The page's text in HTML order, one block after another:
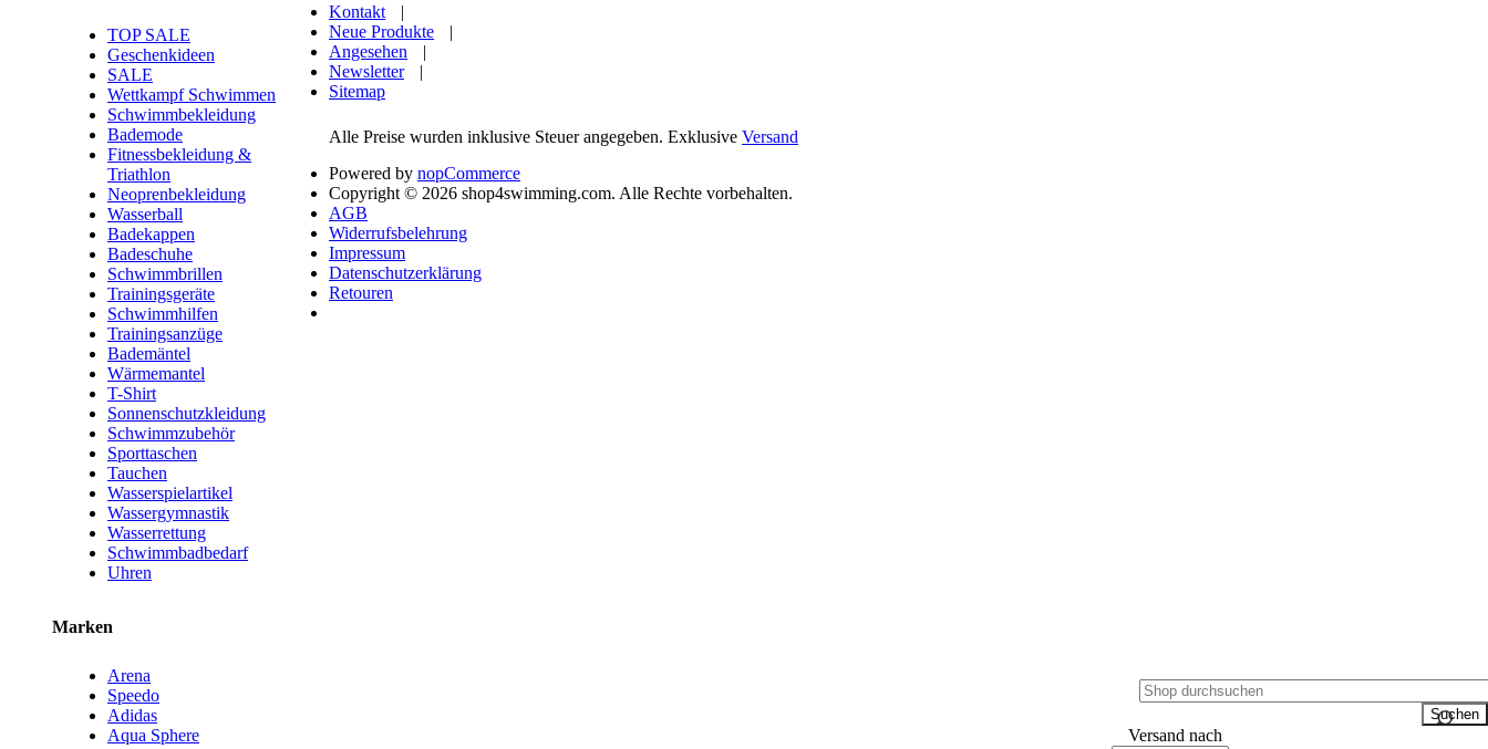
Versand nach
TOP SALE
Geschenkideen
SALE
Wettkampf Schwimmen
Schwimmbekleidung
Bademode
Fitnessbekleidung &
Triathlon
Neoprenbekleidung
Wasserball
Badekappen
Badeschuhe
Schwimmbrillen
Trainingsgeräte
Schwimmhilfen
Trainingsanzüge
Bademäntel
Wärmemantel
T-Shirt
Sonnenschutzkleidung
Schwimmzubehör
Sporttaschen
Tauchen
Wasserspielartikel
Wassergymnastik
Wasserrettung
Schwimmbadbedarf
Uhren
Marken
Arena
Speedo
Adidas
Aqua Sphere
Kontakt
|
Neue Produkte
|
Angesehen
|
Newsletter
|
Sitemap
Alle Preise wurden inklusive Steuer angegeben. Exklusive Versand
Powered by nopCommerce
Copyright © 2026 shop4swimming.com. Alle Rechte vorbehalten.
AGB
Widerrufsbelehrung
Impressum
Datenschutzerklärung
Retouren